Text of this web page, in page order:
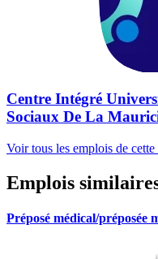
Centre Intégré
Sociaux De La
Voir tous les emplois de cette
Emplois
Préposé médical/préposée